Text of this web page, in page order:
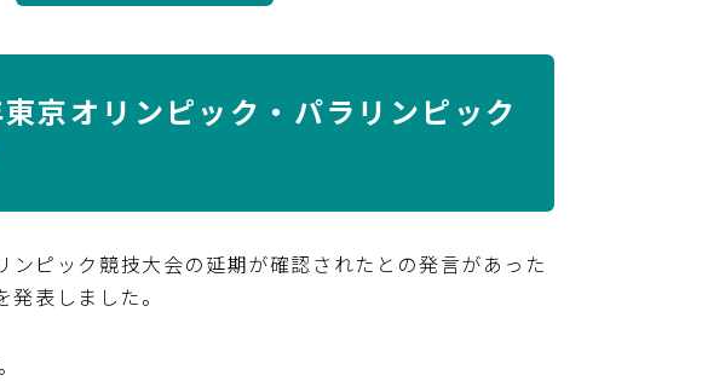
京オリンピック・パラリンピック
ピック競技大会の延期が確認されたとの発言があった
表しました。